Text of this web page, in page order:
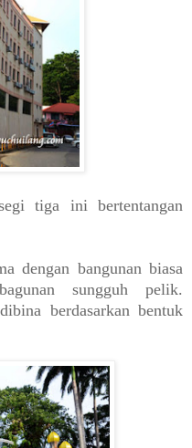
tiga ini bertentangan
dengan bangunan biasa
sungguh pelik.
berdasarkan bentuk